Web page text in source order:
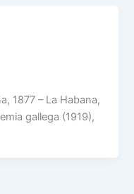
1877 – La Habana,
gallega (1919),